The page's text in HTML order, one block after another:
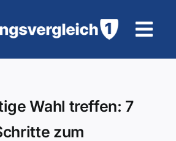
Wahl treffen: 7
zum